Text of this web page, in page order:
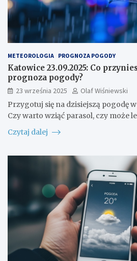
METEOROLOGIA PROGNOZA POGODY
Katowice 23.09.2025: Co
prognoza pogody?
23 września 2025
Olaf Wiśniewski
Przygotuj się na dzisiejszą pogodę
Czy warto wziąć parasol, czy może
Czytaj dalej